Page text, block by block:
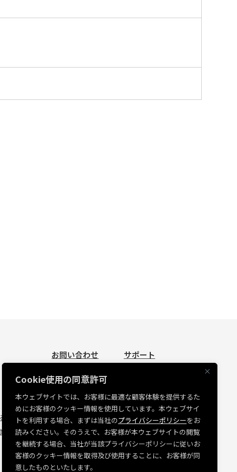
Cookie使用の同意許可
本ウェブサイトでは、お客様に最適な顧客体験を提供するた
めにお客様のクッキー情報を使用しています。本ウェブサイ
トを利用する場合、まずは当社のプライバシーポリシーをお
読みください。そのうえで、お客様が本ウェブサイトの閲覧
を継続する場合、当社が当該プライバシーポリシーに従いお
客様のクッキー情報を取得及び使用することに、お客様が同
意したものといたします。
人たち
お問い合わせ
お問い合わせ
サポート
お問い合わせ
MUSVI BASE ログイン
ソフトウェアリリース情報
障害・メンテナンス情報
各種規約